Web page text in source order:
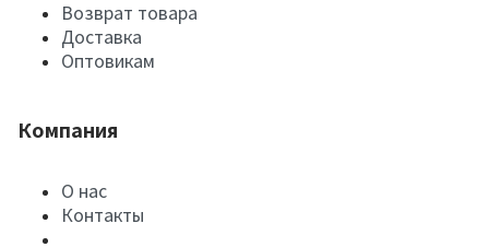
Возврат товара
Доставка
Оптовикам
Компания
О нас
Контакты